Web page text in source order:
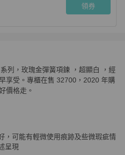
領券
系列，玫瑰金彈簧項鍊 商
列，玫瑰金彈簧項鍊 ，超顯白 ，經
享受。專櫃在售 32700，2020 年購
價格走。
節
，可能有輕微使用痕跡及些微瑕疵情
呈現